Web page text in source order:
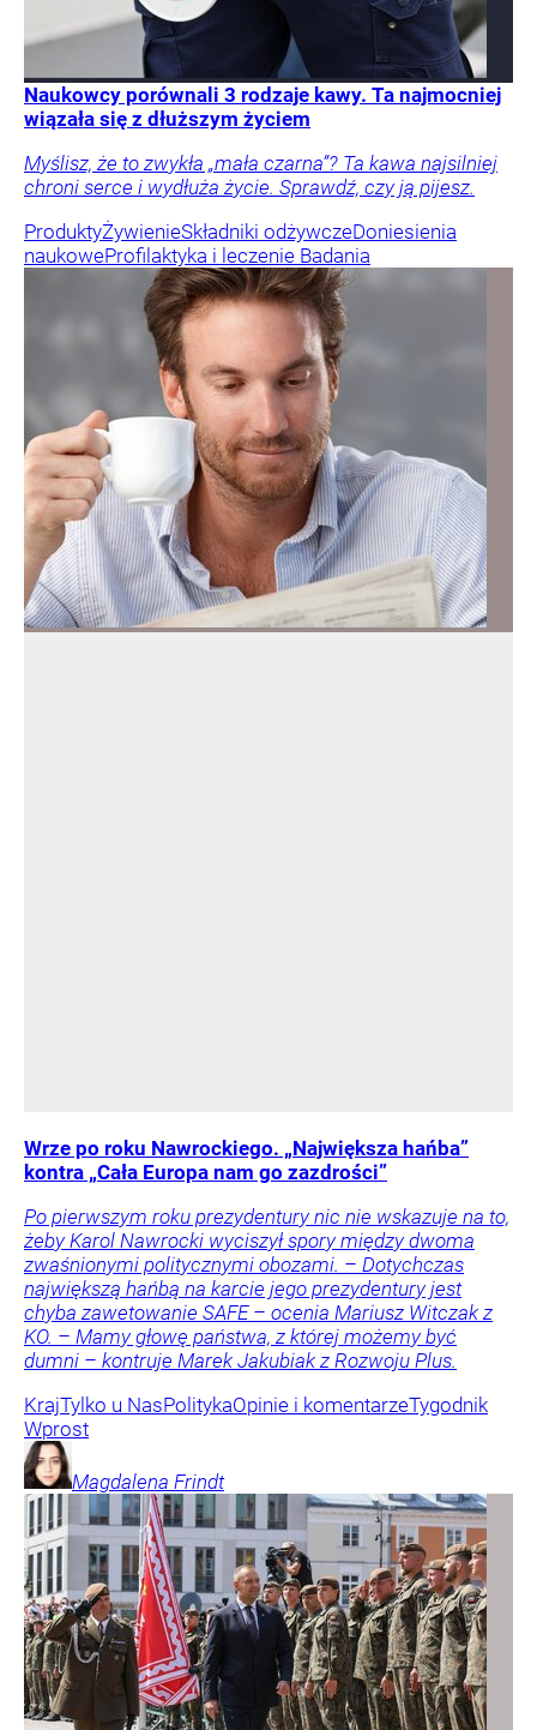
Naukowcy porównali 3 rodzaje kawy. Ta najmocniej
wiązała się z dłuższym życiem
Myślisz, że to zwykła „mała czarna”? Ta kawa najsilniej
chroni serce i wydłuża życie. Sprawdź, czy ją pijesz.
ProduktyŻywienieSkładniki odżywczeDoniesienia
naukoweProfilaktyka i leczenie Badania
Wrze po roku Nawrockiego. „Największa hańba”
kontra „Cała Europa nam go zazdrości”
Po pierwszym roku prezydentury nic nie wskazuje na to,
żeby Karol Nawrocki wyciszył spory między dwoma
zwaśnionymi politycznymi obozami. – Dotychczas
największą hańbą na karcie jego prezydentury jest
chyba zawetowanie SAFE – ocenia Mariusz Witczak z
KO. – Mamy głowę państwa, z której możemy być
dumni – kontruje Marek Jakubiak z Rozwoju Plus.
KrajTylko u NasPolitykaOpinie i komentarzeTygodnik
Wprost
Magdalena Frindt